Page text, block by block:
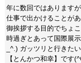
年に数回ではあります
仕事で出かけることが
御挨拶する目的でちょ
時過ぎとあって国際展
_^.) ガッツリと行きた
【とんかつ和幸】です